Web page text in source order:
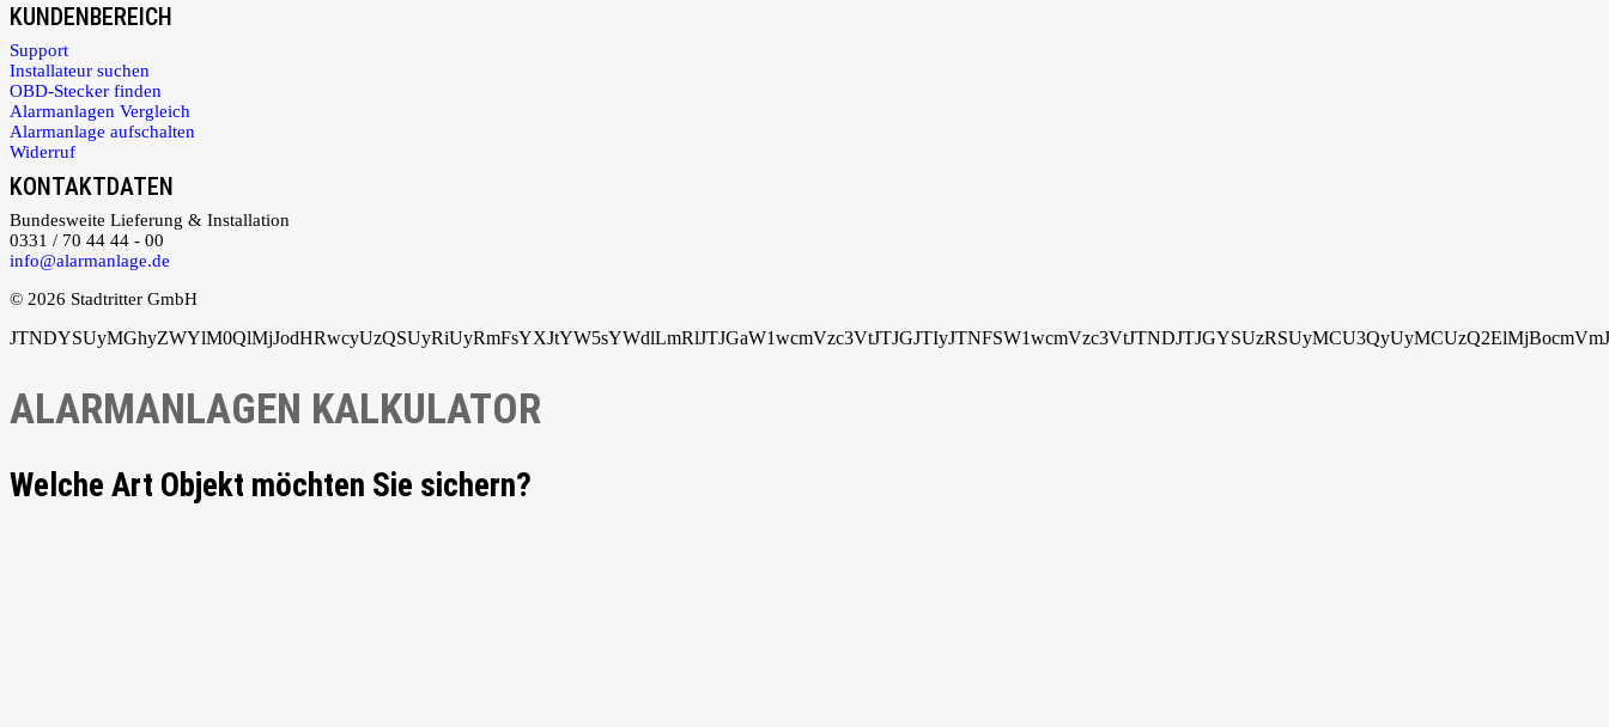
KUNDENBEREICH
Support
Installateur suchen
OBD-Stecker finden
Alarmanlagen Vergleich
Alarmanlage aufschalten
Widerruf
KONTAKTDATEN
Bundesweite Lieferung & Installation
0331 / 70 44 44 - 00
info@alarmanlage.de
© 2026 Stadtritter GmbH
ALARMANLAGEN KALKULATOR
Welche Art Objekt möchten Sie sichern?